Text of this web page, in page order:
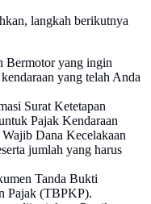
langkah berikutnya
Bermotor yang ingin
yang telah Anda
Surat Ketetapan
Pajak Kendaraan
Dana Kecelakaan
jumlah yang harus
Tanda Bukti
Pajak (TBPKP).